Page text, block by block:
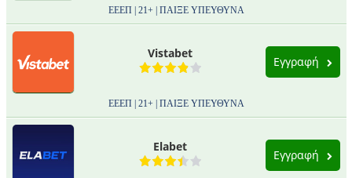
ΕΕΕΠ | 21+ | ΠΑΙΞΕ ΥΠΕΥΘΥΝΑ
Vistabet
Εγγραφή
ΕΕΕΠ | 21+ | ΠΑΙΞΕ ΥΠΕΥΘΥΝΑ
Elabet
Εγγραφή